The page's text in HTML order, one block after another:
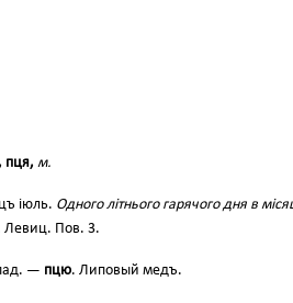
пця, м.
іюль. Одного літнього гарячого дня в
Левиц. Пов. 3.
— пцю. Липовый медъ.